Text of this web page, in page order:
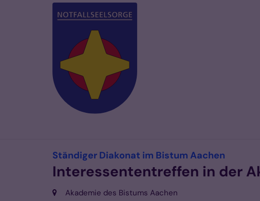
Zum Inhalt springen
Ständiger Diakonat im Bistum Aachen
Interessententreffen in der
Ort: Akademie des Bistums Aachen